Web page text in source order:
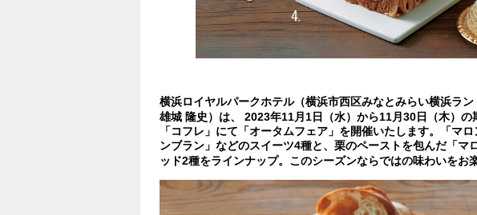
横浜ロイヤルパークホテル（横浜市西区みなとみらい横浜ラン
雄城 隆史）は、 2023年11月1日（水）から11月30日（木）の
「コフレ」にて「オータムフェア」を開催いたします。「マ
ンブラン」などのスイーツ4種と、栗のペーストを包んだ「マ
ッド2種をラインナップ。このシーズンならではの味わいをお